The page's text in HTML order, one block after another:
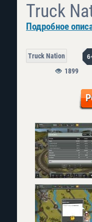
Truck
Подробное
Truck Nation
1899